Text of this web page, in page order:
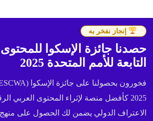
إنجاز نفخر به
حصدنا جائزة الإسكوا
التابعة للأمم المتحدة 2025
2025 كأفضل منصة لإثراء المحتوى العربي
الاعتراف الدولي يضمن لك الحصول على